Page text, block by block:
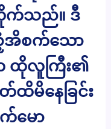
က်သည်။ ဒီ
အိစက်သော
ထိုလူကြီး၏
ထိမိနေခြင်း
မော